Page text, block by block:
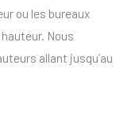
ou les bureaux
Nous
allant jusqu’au